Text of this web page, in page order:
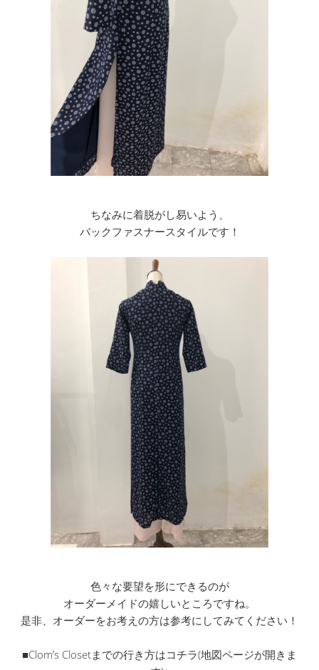
ちなみに着脱がし易いよう、
バックファスナースタイルです！
色々な要望を形にできるのが
オーダーメイドの嬉しいところですね。
是非、オーダーをお考えの方は参考にしてみてください！
■Clom’s Closetまでの行き方はコチラ(地図ページが開きま